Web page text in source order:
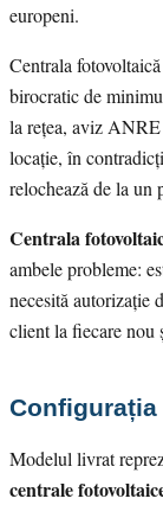
europeni.
Centrala
birocratic de
la rețea, aviz
locație, în
relochează de la un
Centrala
ambele probleme:
necesită autorizație
client la fiecare nou
Modelul livrat
centrale